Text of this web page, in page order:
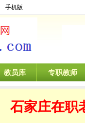
手机版
教员库 专职教师
石家庄在职